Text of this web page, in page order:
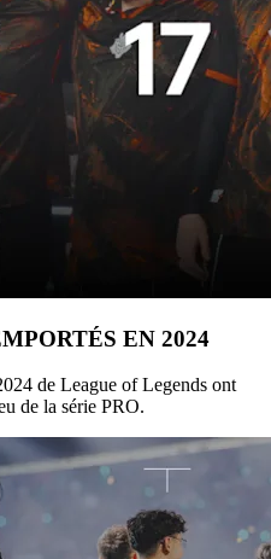
EN 2024
de League of Legends ont
de la série PRO.